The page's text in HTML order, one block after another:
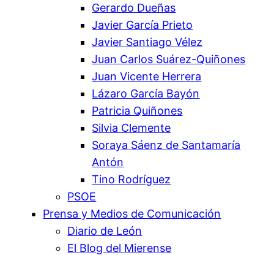
Gerardo Dueñas
Javier García Prieto
Javier Santiago Vélez
Juan Carlos Suárez-Quiñones
Juan Vicente Herrera
Lázaro García Bayón
Patricia Quiñones
Silvia Clemente
Soraya Sáenz de Santamaría
Antón
Tino Rodríguez
PSOE
Prensa y Medios de Comunicación
Diario de León
El Blog del Mierense